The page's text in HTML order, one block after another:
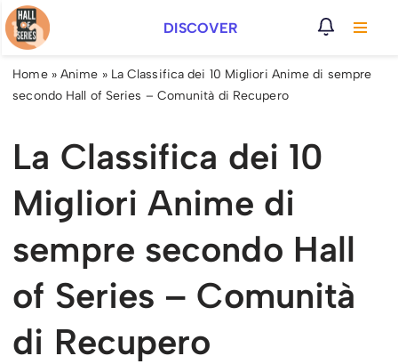
Vai
al
contenuto
DISCOVER
Home» Anime » La Classifica dei 10 Migliori Anime di sempre
secondo Hall of Series – Comunità di Recupero
La Classifica dei 10
Migliori Anime di
sempre secondo Hall
of Series – Comunità
di Recupero